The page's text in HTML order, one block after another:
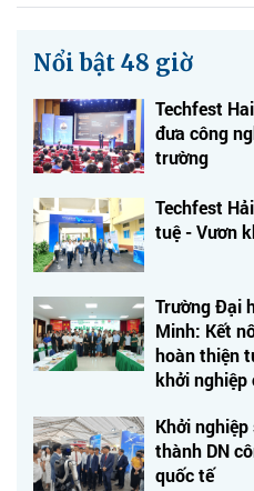
Nổi bật 48 giờ
Techfest
đưa công
trường
Techfest
tuệ - Vươn
Trường Đại
Minh: Kết
hoàn thiện
khởi nghiệp
Khởi
thành DN
quốc tế